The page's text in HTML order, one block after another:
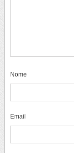
Nome
Email